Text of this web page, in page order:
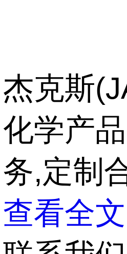
杰克斯
化学产
务,定制
查看全